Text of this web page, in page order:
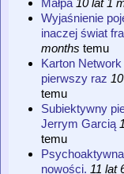
Wyjaśnienie
inaczej świat
months temu
Karton
pierwszy raz
temu
Subiektywny
Jerrym Garcią
temu
Psychoaktywna
nowości. 11 lat